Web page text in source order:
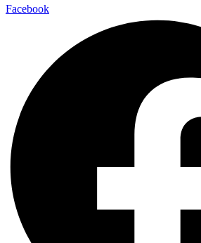
Facebook